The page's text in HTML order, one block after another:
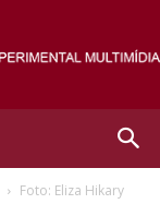
Foto: Eliza Hikary